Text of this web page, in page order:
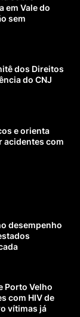
em Vale do
sem
dos Direitos
do CNJ
e orienta
acidentes com
desempenho
Porto Velho
com HIV de
vítimas já